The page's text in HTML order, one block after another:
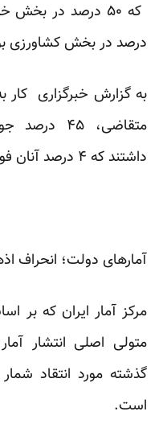
درصد در بخش کشاورزی
به گزارش خبرگزاری کار
متقاضی،
داشتند که ۴ درصد آنان فوق لیسانس بودند.
آمارهای دولت؛ انحراف
مرکز آمار ایران که بر
متولی اصلی انتشار
گذشته مورد انتقاد
است.